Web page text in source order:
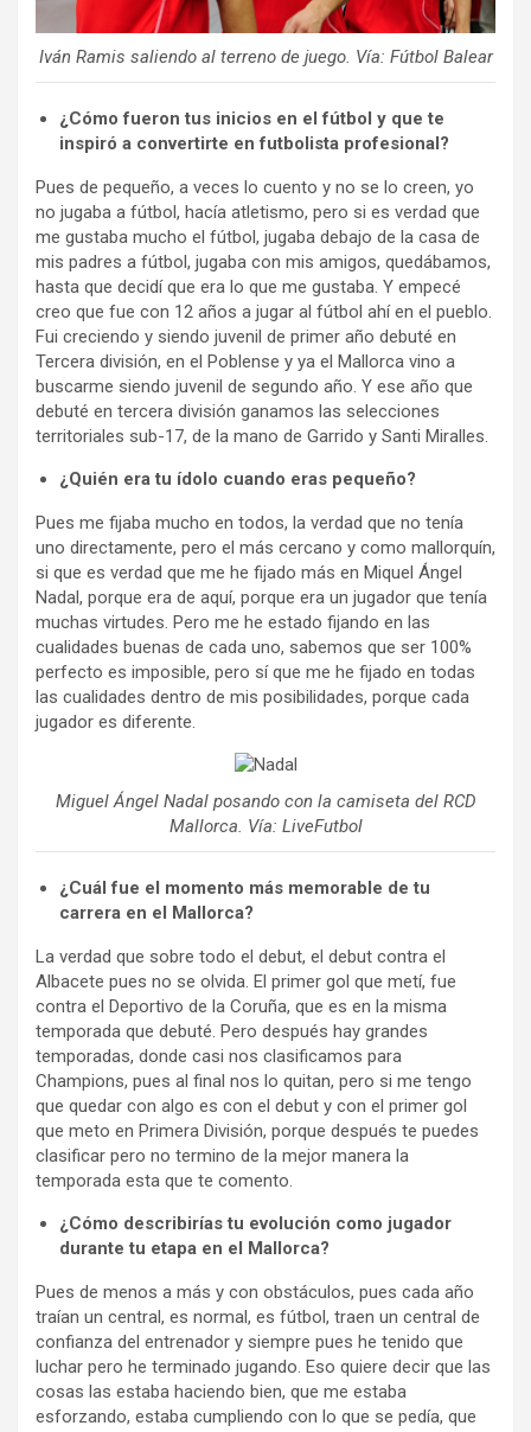
Iván Ramis saliendo al terreno de juego. Vía: Fútbol Balear
¿Cómo fueron tus inicios en el fútbol y que te
inspiró a convertirte en futbolista profesional?
Pues de pequeño, a veces lo cuento y no se lo creen, yo
no jugaba a fútbol, hacía atletismo, pero si es verdad que
me gustaba mucho el fútbol, jugaba debajo de la casa de
mis padres a fútbol, jugaba con mis amigos, quedábamos,
hasta que decidí que era lo que me gustaba. Y empecé
creo que fue con 12 años a jugar al fútbol ahí en el pueblo.
Fui creciendo y siendo juvenil de primer año debuté en
Tercera división, en el Poblense y ya el Mallorca vino a
buscarme siendo juvenil de segundo año. Y ese año que
debuté en tercera división ganamos las selecciones
territoriales sub-17, de la mano de Garrido y Santi Miralles.
¿Quién era tu ídolo cuando eras pequeño?
Pues me fijaba mucho en todos, la verdad que no tenía
uno directamente, pero el más cercano y como mallorquín,
si que es verdad que me he fijado más en Miquel Ángel
Nadal, porque era de aquí, porque era un jugador que tenía
muchas virtudes. Pero me he estado fijando en las
cualidades buenas de cada uno, sabemos que ser 100%
perfecto es imposible, pero sí que me he fijado en todas
las cualidades dentro de mis posibilidades, porque cada
jugador es diferente.
Miguel Ángel Nadal posando con la camiseta del RCD
Mallorca. Vía: LiveFutbol
¿Cuál fue el momento más memorable de tu
carrera en el Mallorca?
La verdad que sobre todo el debut, el debut contra el
Albacete pues no se olvida. El primer gol que metí, fue
contra el Deportivo de la Coruña, que es en la misma
temporada que debuté. Pero después hay grandes
temporadas, donde casi nos clasificamos para
Champions, pues al final nos lo quitan, pero si me tengo
que quedar con algo es con el debut y con el primer gol
que meto en Primera División, porque después te puedes
clasificar pero no termino de la mejor manera la
temporada esta que te comento.
¿Cómo describirías tu evolución como jugador
durante tu etapa en el Mallorca?
Pues de menos a más y con obstáculos, pues cada año
traían un central, es normal, es fútbol, traen un central de
confianza del entrenador y siempre pues he tenido que
luchar pero he terminado jugando. Eso quiere decir que las
cosas las estaba haciendo bien, que me estaba
esforzando, estaba cumpliendo con lo que se pedía, que